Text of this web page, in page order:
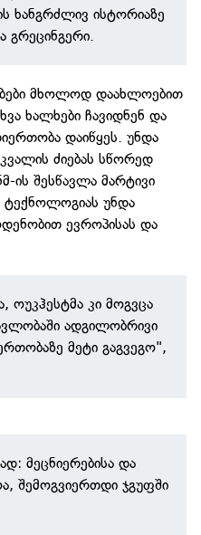
ხანგრძლივ ისტორიაზე
მხოლოდ დაახლოებით
ხალხები ჩავიდნენ და
დაიწყეს. უნდა
ძიებას სწორედ
ის შესწავლა მარტივი
უნდა
ევროპისას და
ოუკჰესტმა კი მოგვცა
ადგილობრივი
მეტი გაგვეგო",
მეცნიერებისა და
შემოგვიერთდი ჯგუფში